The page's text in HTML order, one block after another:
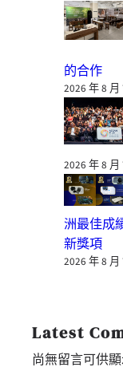
的合作
2026 年 8 月
2026 年 8 月
洲最佳成
新獎項
2026 年 8 月
Latest
尚無留言可供顯